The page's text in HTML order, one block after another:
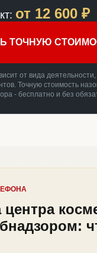
от 12 600 ₽
ТОЧНУЮ
от вида
Точную стоимость
- бесплатно и без